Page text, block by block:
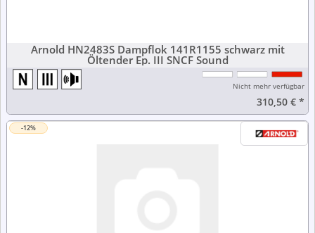
Arnold HN2483S Dampflok 141R1155 schwarz mit
Öltender Ep. III SNCF Sound
Nicht mehr verfügbar
310,50 €*
-12%